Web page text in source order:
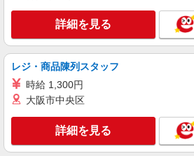
詳細を見る
レジ・商品陳列スタッフ
時給 1,300円
大阪市中央区
詳細を見る